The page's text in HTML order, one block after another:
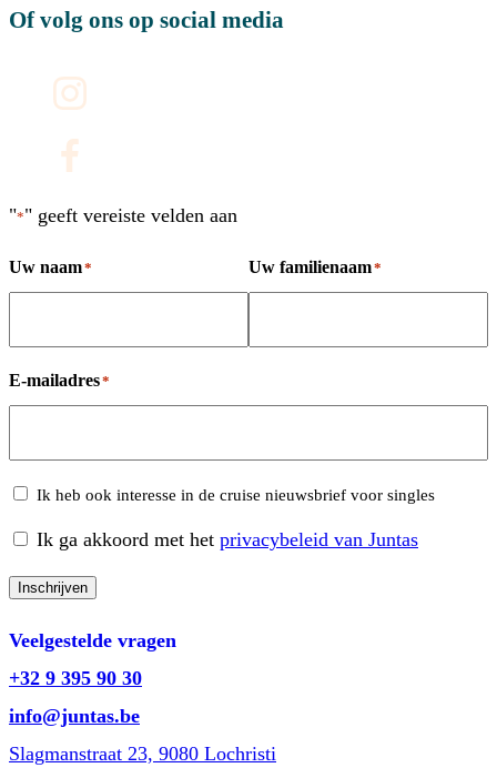
Of volg ons op social media
"*" geeft vereiste velden aan
Uw naam* Uw familienaam*
E-mailadres*
CruisesIk heb ook interesse in de cruise nieuwsbrief voor singles
Consent
Ik ga akkoord met het privacybeleid van Juntas
Inschrijven
Veelgestelde vragen
+32 9 395 90 30
info@juntas.be
Slagmanstraat 23, 9080 Lochristi